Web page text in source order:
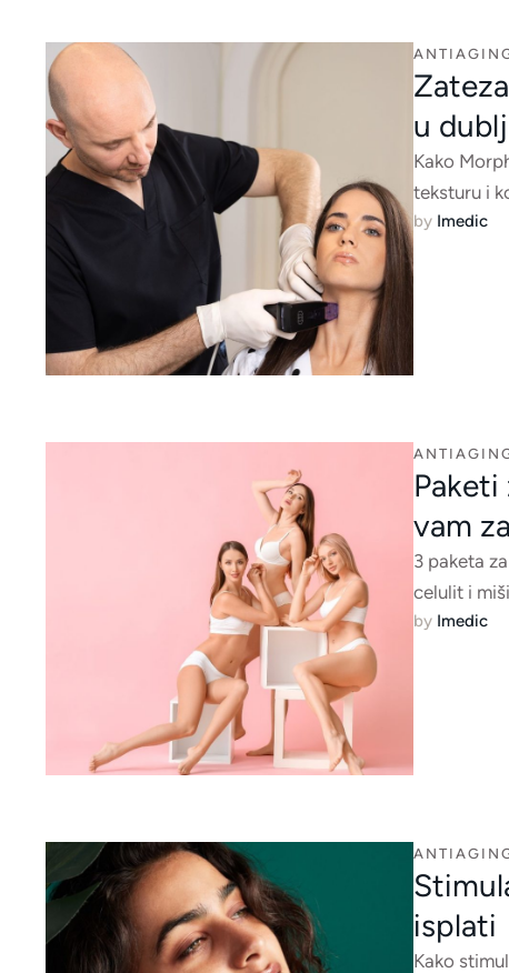
u
Kako
teksturu i
by Imedic
vam
3 paketa
celulit i
by Imedic
isplati
Kako